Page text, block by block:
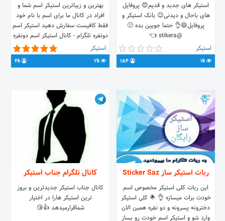
استیکر های جدید و قدیم😍 پروفایل
های باحال و دیدنی😉 بانک استیکر و
پروفایل😄👌 حتما جویین بده 🙂
@stikera 👈
استیکر
1k
بهترین و زیباترین استیکر اسم شما و
افراد در کانال ما برای اسم با نام خود
فقط کافیست سفارش دهید استیکر اسم
دونفره تلگرام - کانال استیکر اسم دونفره
- استیکر اسم دونفره عاشقانه - دانلود
استیکر دونفره رایگان
استیکر
2k
4k
ربات استیکر ساز Sticker Saz
این ربات کلی استیکر مخصوص اسم
خودت برات میسازه 👌 🌟 کلی استیکر
دخترونه پسرونه و دو نفره همین الان
وارد شو و استیکر اسم خودت رو بساز
کانال تلگرام جناب استیکر
کانال جناب استیکر جدیدترین و بروز
ترین استیکر هارا در اختیار
شماقرارمیدهد 👍😘